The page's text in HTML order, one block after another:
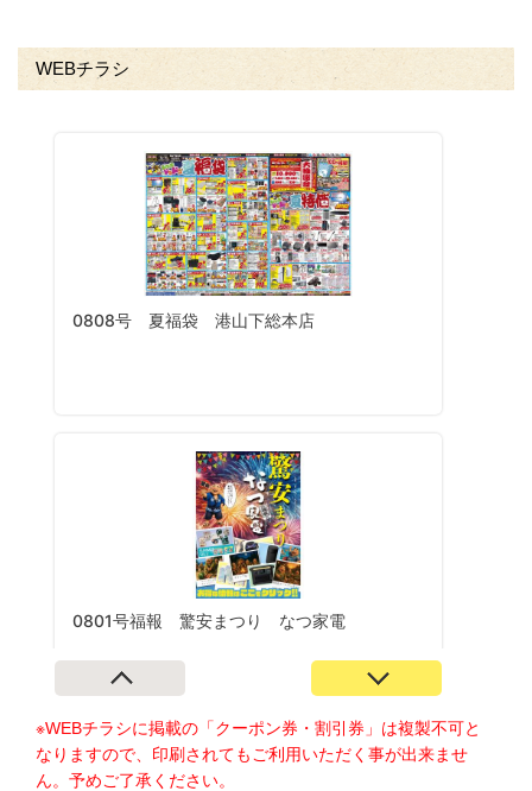
WEBチラシ
※WEBチラシに掲載の「クーポン券・割引券」は複製不可と
なりますので、印刷されてもご利用いただく事が出来ませ
ん。予めご了承ください。